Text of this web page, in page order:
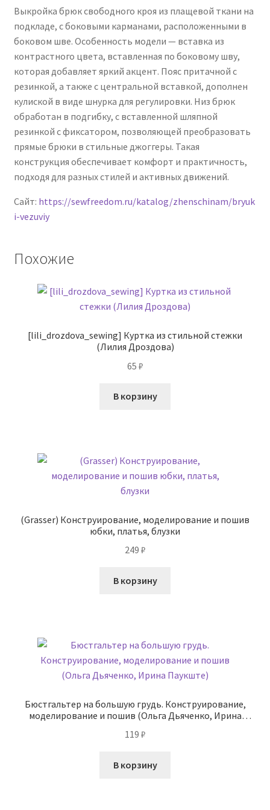
2025
Выкройка брюк свободного кроя из плащевой ткани на
подкладе, с боковыми карманами, расположенными в
боковом шве. Особенность модели — вставка из
контрастного цвета, вставленная по боковому шву,
которая добавляет яркий акцент. Пояс притачной с
резинкой, а также с центральной вставкой, дополнен
кулиской в виде шнурка для регулировки. Низ брюк
обработан в подгибку, с вставленной шляпной
резинкой с фиксатором, позволяющей преобразовать
прямые брюки в стильные джоггеры. Такая
конструкция обеспечивает комфорт и практичность,
подходя для разных стилей и активных движений.
Сайт: https://sewfreedom.ru/katalog/zhenschinam/bryuk
i-vezuviy
Похожие
[lili_drozdova_sewing] Куртка из стильной стежки
(Лилия Дроздова)
65 ₽
В корзину
(Grasser) Конструирование, моделирование и пошив
юбки, платья, блузки
249 ₽
В корзину
Бюстгальтер на большую грудь. Конструирование,
моделирование и пошив (Ольга Дьяченко, Ирина
119 ₽
В корзину